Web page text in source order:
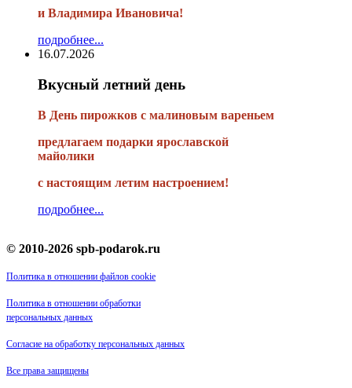
и Владимира Ивановича!
подробнее...
16.07.2026
Вкусный летний день
В День пирожков с малиновым вареньем
предлагаем подарки ярославской
майолики
с настоящим летим настроением!
подробнее...
© 2010-2026 spb-podarok.ru
Политика в отношении файлов cookie
Политика в отношении обработки
персональных данных
Согласие на обработку персональных данных
Все права защищены